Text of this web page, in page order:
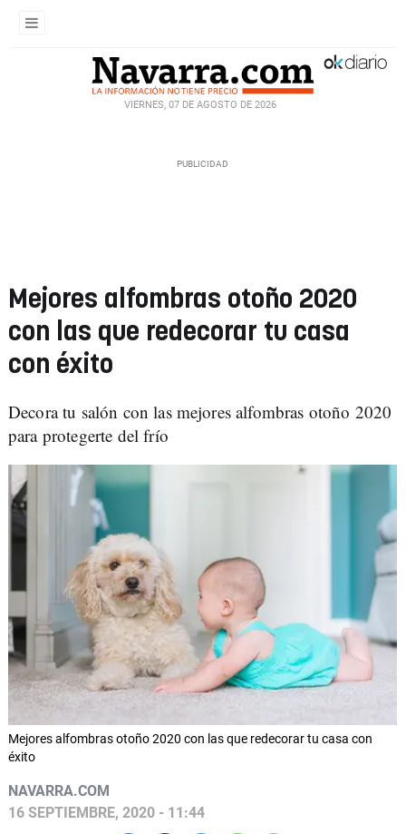
VIERNES, 07 DE AGOSTO DE 2026
Mejores alfombras otoño 2020
con las que redecorar tu casa
con éxito
Decora tu salón con las mejores alfombras otoño 2020
para protegerte del frío
Mejores alfombras otoño 2020 con las que redecorar tu casa con
éxito
NAVARRA.COM
16 SEPTIEMBRE, 2020 - 11:44